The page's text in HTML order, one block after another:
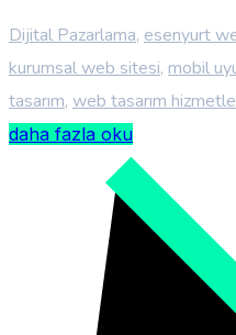
Dijital Pazarlama, esenyurt
kurumsal web sitesi, mobil
tasarım, web tasarım
daha fazla oku